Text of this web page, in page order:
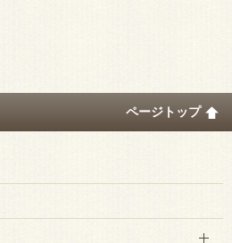
ページトップ